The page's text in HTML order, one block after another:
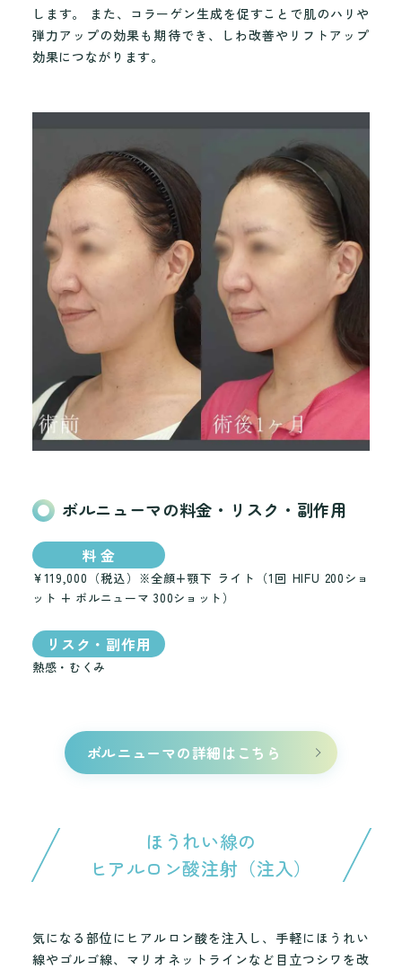
します。 また、コラーゲン生成を促すことで肌のハリや
弾力アップの効果も期待でき、しわ改善やリフトアップ
効果につながります。
ボルニューマの料金・リスク・副作用
料 金
¥119,000（税込）※全顔+顎下 ライト（1回 HIFU 200ショ
ット + ボルニューマ 300ショット）
リスク・副作用
熱感・むくみ
ボルニューマの詳細はこちら
ほうれい線の
ヒアルロン酸注射（注入）
気になる部位にヒアルロン酸を注入し、手軽にほうれい
線やゴルゴ線、マリオネットラインなど目立つシワを改